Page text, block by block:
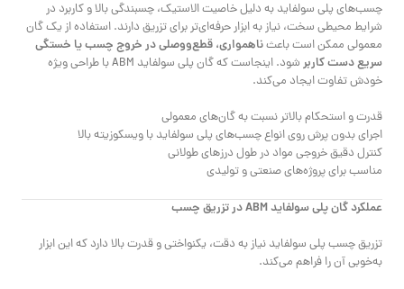
چسب‌های پلی سولفاید به دلیل خاصیت الاستیک، چسبندگی بالا و کاربرد در
شرایط محیطی سخت، نیاز به ابزار حرفه‌ای‌تر برای تزریق دارند. استفاده از یک گان
معمولی ممکن است باعثناهمواری، قطع‌ووصلی در خروج چسب یا خستگی
سریع دست کاربر
شود. اینجاست که گان پلی سولفاید ABM با طراحی ویژه
خودش تفاوت ایجاد می‌کند.
قدرت و استحکام بالاتر نسبت به گان‌های معمولی
اجرای بدون پرش روی انواع چسب‌های پلی سولفاید با ویسکوزیته بالا
کنترل دقیق خروجی مواد در طول درزهای طولانی
مناسب برای پروژه‌های صنعتی و تولیدی
عملکرد گان پلی سولفاید ABM در تزریق چسب
تزریق چسب پلی سولفاید نیاز به دقت، یکنواختی و قدرت بالا دارد که این ابزار
به‌خوبی آن را فراهم می‌کند.